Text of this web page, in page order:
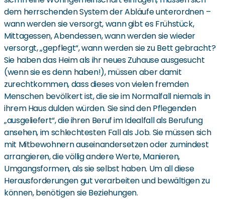
dem herrschenden System der Abläufe unterordnen –
wann werden sie versorgt, wann gibt es Frühstück,
Mittagessen, Abendessen, wann werden sie wieder
versorgt, „gepflegt“, wann werden sie zu Bett gebracht?
Sie haben das Heim als ihr neues Zuhause ausgesucht
(wenn sie es denn haben!), müssen aber damit
zurechtkommen, dass dieses von vielen fremden
Menschen bevölkert ist, die sie im Normalfall niemals in
ihrem Haus dulden würden. Sie sind den Pflegenden
„ausgeliefert“, die ihren Beruf im Idealfall als Berufung
ansehen, im schlechtesten Fall als Job. Sie müssen sich
mit Mitbewohnern auseinandersetzen oder zumindest
arrangieren, die völlig andere Werte, Manieren,
Umgangsformen, als sie selbst haben. Um all diese
Herausforderungen gut verarbeiten und bewältigen zu
können, benötigen sie Beziehungen.